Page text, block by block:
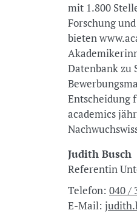
mit 1.800
Forschung
bieten
Datenbank zu
Entscheidung
academics
Judith Busch
Referentin
Telefon: 040 /
E-Mail: